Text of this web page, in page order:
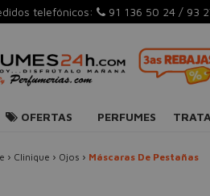
telefónicos: 91 136 50 24 / 93
OFERTAS PERFUMES
› Clinique › Ojos › Máscaras De Pestañas